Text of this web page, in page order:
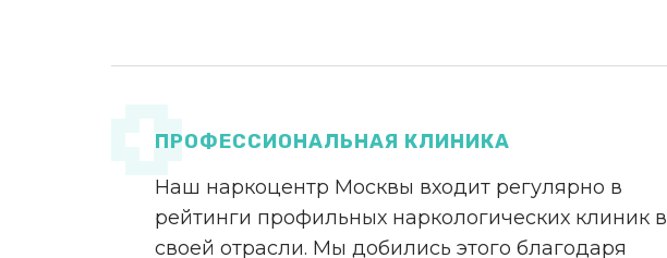
ПРОФЕССИОНАЛЬНАЯ КЛИНИКА
Наш наркоцентр Москвы входит регулярно в
рейтинги профильных наркологических клиник в
своей отрасли. Мы добились этого благодаря